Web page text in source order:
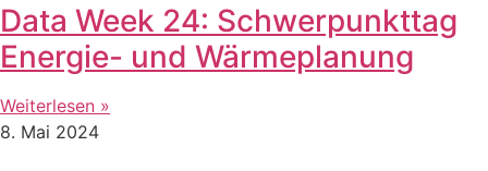
Data Week 24: Schwerpunkttag
Energie- und Wärmeplanung
Weiterlesen »
8. Mai 2024